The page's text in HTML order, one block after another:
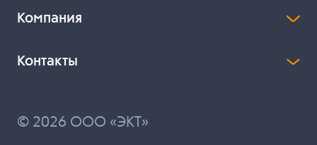
Компания
Контакты
© 2026 ООО «ЭКТ»